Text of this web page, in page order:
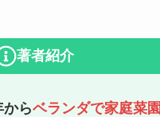
著者紹介
らベランダで家庭菜園